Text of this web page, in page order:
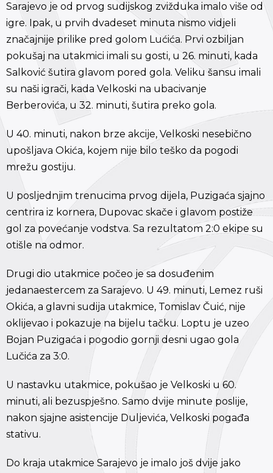
Sarajevo je od prvog sudijskog zvižduka imalo više od
igre. Ipak, u prvih dvadeset minuta nismo vidjeli
značajnije prilike pred golom Lućića. Prvi ozbiljan
pokušaj na utakmici imali su gosti, u 26. minuti, kada
Salković šutira glavom pored gola. Veliku šansu imali
su naši igrači, kada Velkoski na ubacivanje
Berberovića, u 32. minuti, šutira preko gola.
U 40. minuti, nakon brze akcije, Velkoski nesebično
upošljava Okića, kojem nije bilo teško da pogodi
mrežu gostiju.
U posljednjim trenucima prvog dijela, Puzigaća sjajno
centrira iz kornera, Dupovac skače i glavom postiže
gol za povećanje vodstva. Sa rezultatom 2:0 ekipe su
otišle na odmor.
Drugi dio utakmice počeo je sa dosuđenim
jedanaestercem za Sarajevo. U 49. minuti, Lemez ruši
Okića, a glavni sudija utakmice, Tomislav Čuić, nije
oklijevao i pokazuje na bijelu tačku. Loptu je uzeo
Bojan Puzigaća i pogodio gornji desni ugao gola
Lučića za 3:0.
U nastavku utakmice, pokušao je Velkoski u 60.
minuti, ali bezuspješno. Samo dvije minute poslije,
nakon sjajne asistencije Duljevića, Velkoski pogađa
stativu.
Do kraja utakmice Sarajevo je imalo još dvije jako